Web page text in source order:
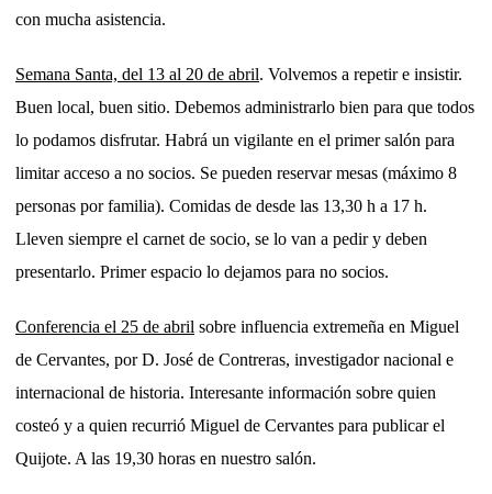
con mucha asistencia.
Semana Santa, del 13 al 20 de abril. Volvemos a repetir e insistir.
Buen local, buen sitio. Debemos administrarlo bien para que todos
lo podamos disfrutar. Habrá un vigilante en el primer salón para
limitar acceso a no socios. Se pueden reservar mesas (máximo 8
personas por familia). Comidas de desde las 13,30 h a 17 h.
Lleven siempre el carnet de socio, se lo van a pedir y deben
presentarlo. Primer espacio lo dejamos para no socios.
Conferencia el 25 de abril sobre influencia extremeña en Miguel
de Cervantes, por D. José de Contreras, investigador nacional e
internacional de historia. Interesante información sobre quien
costeó y a quien recurrió Miguel de Cervantes para publicar el
Quijote. A las 19,30 horas en nuestro salón.